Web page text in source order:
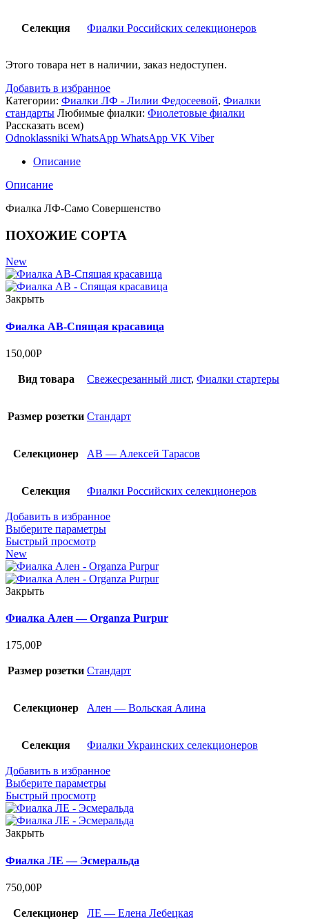
Селекция Фиалки Российских селекционеров
Этого товара нет в наличии, заказ недоступен.
Добавить в избранное
Категории: Фиалки ЛФ - Лилии Федосеевой, Фиалки
стандарты Любимые фиалки: Фиолетовые фиалки
Рассказать всем)
Odnoklassniki WhatsApp WhatsApp VK Viber
Описание
Описание
Фиалка ЛФ-Само Совершенство
ПОХОЖИЕ СОРТА
New
Закрыть
Фиалка АВ-Спящая красавица
150,00Р
Вид товара Cвежесрезанный лист, Фиалки стартеры
Размер розетки Стандарт
Селекционер АВ — Алексей Тарасов
Селекция Фиалки Российских селекционеров
Добавить в избранное
Выберите параметры
Быстрый просмотр
New
Закрыть
Фиалка Ален — Organza Purpur
175,00Р
Размер розетки Стандарт
Селекционер Ален — Вольская Алина
Селекция Фиалки Украинских селекционеров
Добавить в избранное
Выберите параметры
Быстрый просмотр
Закрыть
Фиалка ЛЕ — Эсмеральда
750,00Р
Селекционер ЛЕ — Елена Лебецкая